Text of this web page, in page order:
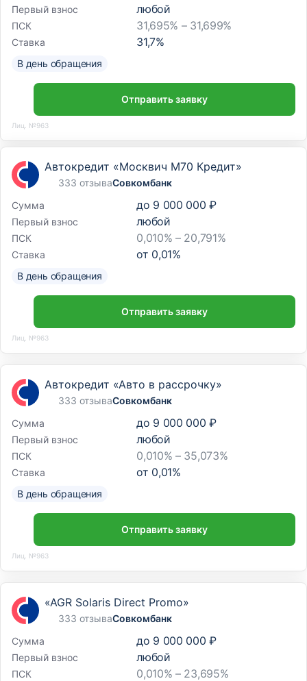
Первый взнос любой
ПСК 31,695% – 31,699%
Ставка 31,7%
В день обращения
Отправить заявку
Лиц. №963
Автокредит «Москвич М70 Кредит»
333 отзываСовкомбанк
Сумма
до 9 000 000 ₽
Первый взнос любой
ПСК 0,010% – 20,791%
Ставка от 0,01%
В день обращения
Отправить заявку
Лиц. №963
Автокредит «Авто в рассрочку»
333 отзываСовкомбанк
Сумма
до 9 000 000 ₽
Первый взнос любой
ПСК 0,010% – 35,073%
Ставка от 0,01%
В день обращения
Отправить заявку
Лиц. №963
«AGR Solaris Direct Promo»
333 отзываСовкомбанк
Сумма
до 9 000 000 ₽
Первый взнос любой
ПСК 0,010% – 23,695%